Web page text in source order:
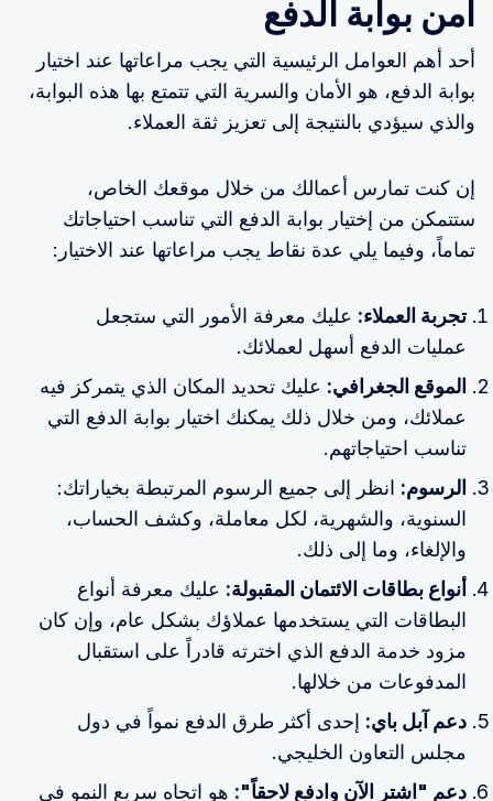
أمن بوابة الدفع
أحد أهم العوامل الرئيسية التي يجب مراعاتها عند اختيار
بوابة الدفع، هو الأمان والسرية التي تتمتع بها هذه البوابة،
والذي سيؤدي بالنتيجة إلى تعزيز ثقة العملاء.
إن كنت تمارس أعمالك من خلال موقعك الخاص،
ستتمكن من إختيار بوابة الدفع التي تناسب احتياجاتك
تماماً، وفيما يلي عدة نقاط يجب مراعاتها عند الاختيار:
تجربة العملاء: عليك معرفة الأمور التي ستجعل
عمليات الدفع أسهل لعملائك.
الموقع الجغرافي: عليك تحديد المكان الذي يتمركز فيه
عملائك، ومن خلال ذلك يمكنك اختيار بوابة الدفع التي
تناسب احتياجاتهم.
الرسوم: انظر إلى جميع الرسوم المرتبطة بخياراتك:
السنوية، والشهرية، لكل معاملة، وكشف الحساب،
والإلغاء، وما إلى ذلك.
أنواع بطاقات الائتمان المقبولة: عليك معرفة أنواع
البطاقات التي يستخدمها عملاؤك بشكل عام، وإن كان
مزود خدمة الدفع الذي اخترته قادراً على استقبال
المدفوعات من خلالها.
دعم آبل باي: إحدى أكثر طرق الدفع نمواً في دول
مجلس التعاون الخليجي.
دعم "اشتر الآن وادفع لاحقاً": هو اتجاه سريع النمو في